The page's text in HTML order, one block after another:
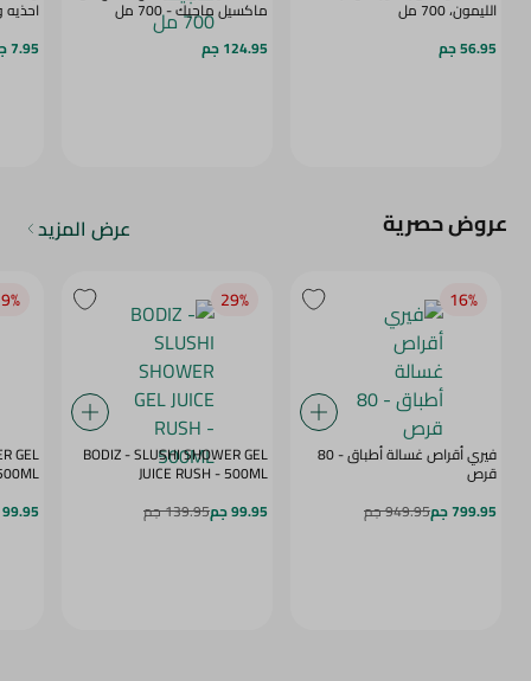
الليمون، 700 مل
56.95 جم
ماكسيل ماجيك - 700 مل
124.95 جم
احذيه
7.95 جم
عروض حصرية عرض المزيد
16‎%‎
فيري أقراص غسالة أطباق - 80
قرص
799.95 جم
949.95 جم
29‎%‎
BODIZ - SLUSHI SHOWER GEL
JUICE RUSH - 500ML
99.95 جم
139.95 جم
GEL
DAZE - 500ML
99.95 جم